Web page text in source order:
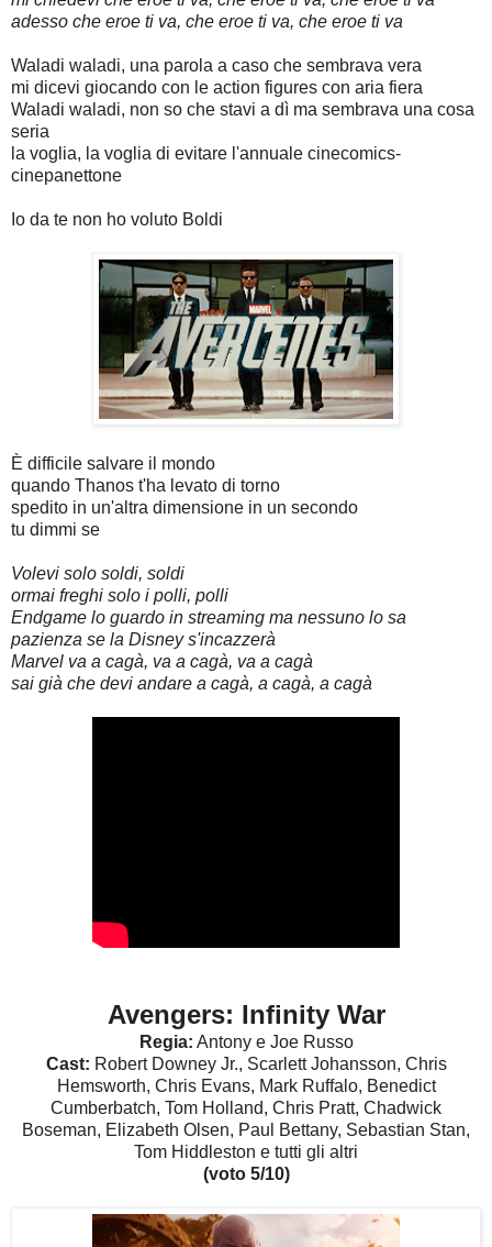
adesso che eroe ti va, che eroe ti va, che eroe ti va
Waladi waladi, una parola a caso che sembrava vera
mi dicevi giocando con le action figures con aria fiera
Waladi waladi, non so che stavi a dì ma sembrava una cosa
seria
la voglia, la voglia di evitare l'annuale cinecomics-
cinepanettone
Io da te non ho voluto Boldi
È difficile salvare il mondo
quando Thanos t'ha levato di torno
spedito in un'altra dimensione in un secondo
tu dimmi se
Volevi solo soldi, soldi
ormai freghi solo i polli, polli
Endgame lo guardo in streaming ma nessuno lo sa
pazienza se la Disney s'incazzerà
Marvel va a cagà, va a cagà, va a cagà
sai già che devi andare a cagà, a cagà, a cagà
Avengers: Infinity War
Regia: Antony e Joe Russo
Cast: Robert Downey Jr., Scarlett Johansson, Chris
Hemsworth, Chris Evans, Mark Ruffalo, Benedict
Cumberbatch, Tom Holland, Chris Pratt, Chadwick
Boseman, Elizabeth Olsen, Paul Bettany, Sebastian Stan,
Tom Hiddleston e tutti gli altri
(voto 5/10)